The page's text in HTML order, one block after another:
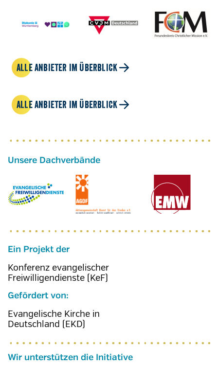
ALLE ANBIETER IM ÜBERBLICK
ALLE ANBIETER IM ÜBERBLICK
Ein Projekt der
Konferenz evangelischer
Freiwilligendienste (KeF)
Gefördert von:
Evangelische Kirche in
Deutschland (EKD)
Wir unterstützen die Initiative